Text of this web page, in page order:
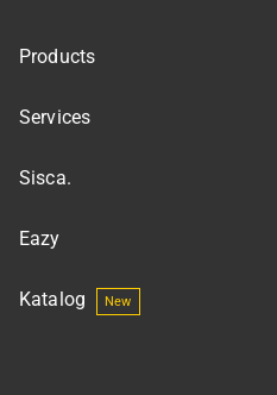
Products
Services
Sisca.
Eazy
Katalog New